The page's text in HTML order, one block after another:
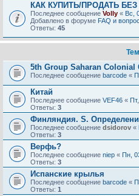
КАК КУПИТЬ/ПРОДАТЬ
Последнее сообщение Volly « Вс,
Добавлено в форуме FAQ и
Ответы: 45
5th Group Saharan Colonial
Последнее сообщение barcode «
Китай
Последнее сообщение VEF46 «
Ответы: 3
Финляндия. S.
Последнее сообщение dsidorov «
Ответы: 3
Верфь?
Последнее сообщение niep « Пн,
Ответы: 3
Испанские крылья
Последнее сообщение barcode «
Ответы: 1